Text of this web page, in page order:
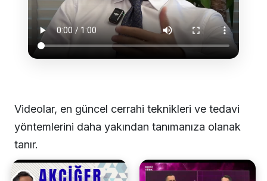
Videolar, en güncel cerrahi teknikleri ve tedavi
yöntemlerini daha yakından tanımanıza olanak
tanır.